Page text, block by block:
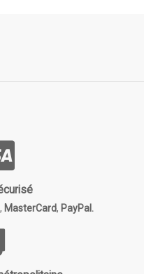
, MasterCard, PayPal.